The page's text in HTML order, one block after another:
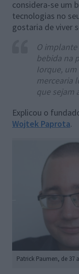
considera-se um
tecnologias no
gostaria de viver
O
bebida na
Iorque,
mercearia
que sejam
Explicou o
Wojtek Paprota.
Patrick Paumen, de 37